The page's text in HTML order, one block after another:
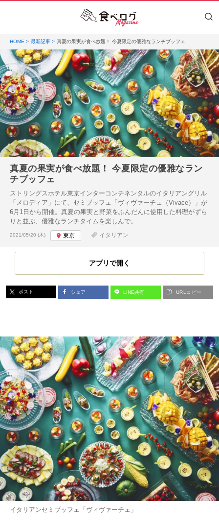
HOME 最新記事 真夏の果実が食べ放題！ 今夏限定の優雅なランチブッフェ
真夏の果実が食べ放題！ 今夏限定の優雅なラン
チブッフェ
ストリングスホテル東京インターコンチネンタルのイタリアングリル
「メロディア」にて、セミブッフェ「ヴィヴァーチェ（Vivace）」が
6月1日から開催。真夏の果実と野菜をふんだんに使用した料理がずら
りと並ぶ、優雅なランチタイムを楽しんで。
投稿日:
2021/05/20 (木) 東京 イタリアン
アプリで開く
ポスト シェア LINE共有 URLコピー
イタリアンセミブッフェ「ヴィヴァーチェ」